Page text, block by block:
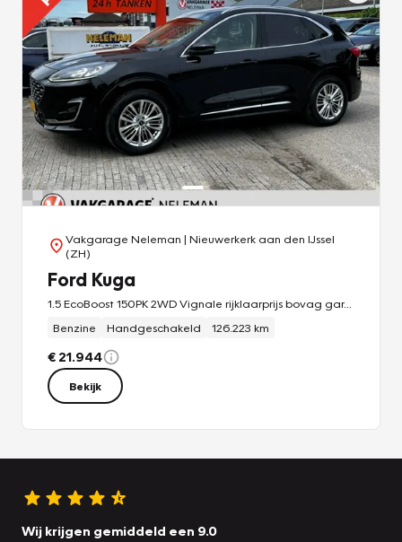
De nieuwste veiligheidssystemen komen in deze FORD
Kuga samen. Het Lane-keeping systeem zorgt dat u mooi
binnen de lijntjes blijft. Ongemerkt buiten de rijstrook komen
is er niet meer bij.
Probeer deze auto uit en maak een proefrit. We zetten 'm
graag voor u klaar!
Vakgarage Neleman | Nieuwerkerk aan den IJssel
(ZH)
Ford Kuga
1.5 EcoBoost 150PK 2WD Vignale rijklaarprijs bovag garantie
Benzine
Handgeschakeld 126.223 km
€ 21.944
Bekijk
Wij krijgen gemiddeld een 9.0